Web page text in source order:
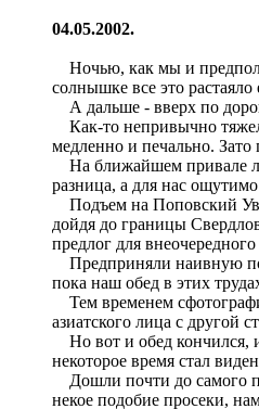
04.05.2002.
Ночью, как мы и
солнышке все это
А дальше - вверх по
Как-то непривычно
медленно и печально.
На ближайшем привале
разница, а для нас
Подъем на Поповский
дойдя до границы
предлог для
Предприняли наивную
пока наш обед в этих
Тем временем
азиатского лица с другой
Но вот и обед кончился,
некоторое время стал
Дошли почти до самого
некое подобие просеки,